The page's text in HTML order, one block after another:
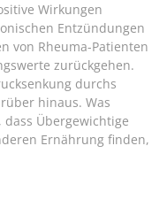
Wirkungen
Entzündungen
von Rheuma-Patienten
zurückgehen.
durchs
hinaus. Was
Übergewichtige
Ernährung finden,